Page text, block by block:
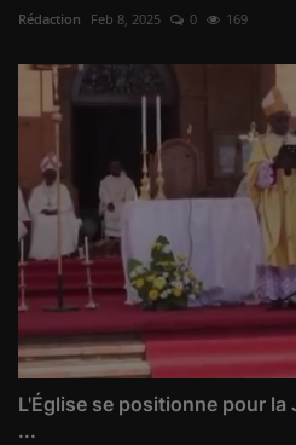
Rédaction Feb 8, 2025 0 169
L'Église se positionne pour la
...